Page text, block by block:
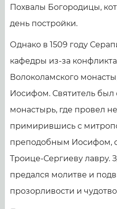
Похвалы Богородицы,
день постройки.
Однако в 1509 году
кафедры из-за
Волоколамского
Иосифом. Святитель был
монастырь, где провел
примирившись с
преподобным Иосифом,
Троице-Сергиеву лавру.
предался молитве и
прозорливости и